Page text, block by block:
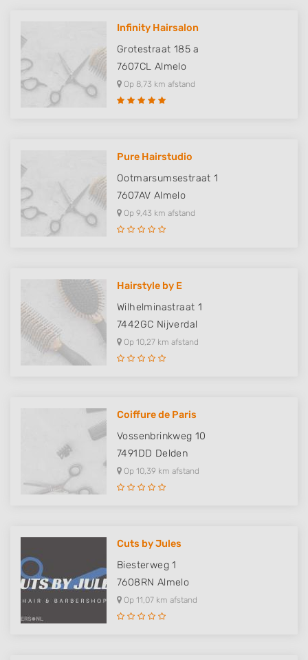
Infinity Hairsalon
Grotestraat 185 a
7607CL Almelo
Op 8,73 km afstand
Pure Hairstudio
Ootmarsumsestraat 1
7607AV Almelo
Op 9,43 km afstand
Hairstyle by E
Wilhelminastraat 1
7442GC Nijverdal
Op 10,27 km afstand
Coiffure de Paris
Vossenbrinkweg 10
7491DD Delden
Op 10,39 km afstand
Cuts by Jules
Biesterweg 1
7608RN Almelo
Op 11,07 km afstand